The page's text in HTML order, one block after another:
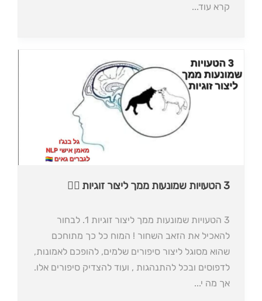
קרא עוד...
3 הטעויות שמונעות ממך ליצור זוגיות 🏳️‍🌈
3 הטעויות שמונעות ממך ליצור זוגיות 1. לבחור
להאכיל את הזאב השחור ! המוח כל כך מתוחכם
שהוא מסוגל ליצור סיפורים שלמים, להופכם לאמונות,
לדפוסים ובכל להתנהגות , ועוד להצדיק סיפורים אלו.
אך מה י...